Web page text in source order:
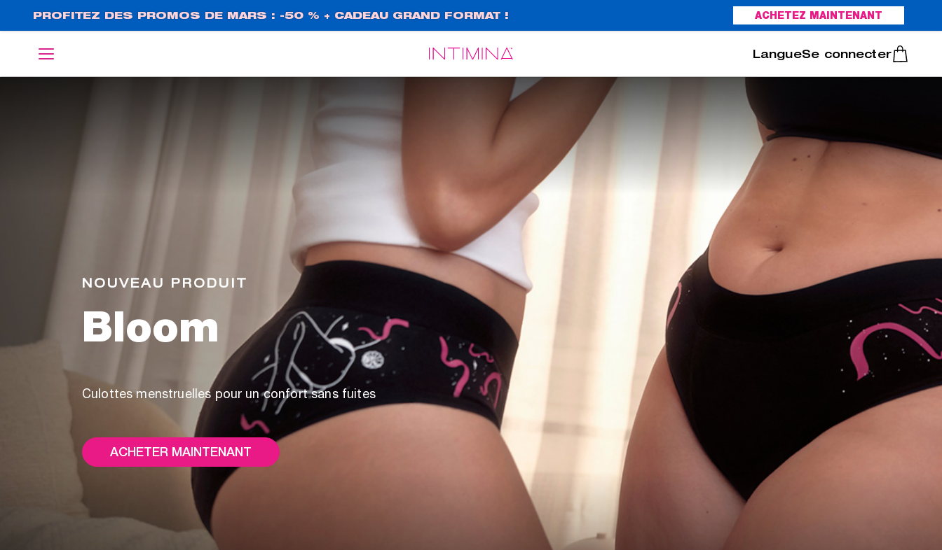
principal
PROFITEZ DES PROMOS DE MARS : -50 % + CADEAU GRAND FORMAT ! ACHETEZ MAINTENANT
English Português
Se connecter
Bloom
NOUVEAU PRODUIT
Culottes menstruelles pour un confort sans fuites
ACHETER MAINTENANT